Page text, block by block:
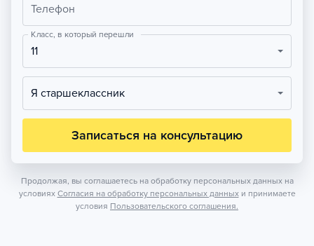
Телефон
Класс, в который перешли
11
Я старшеклассник
Записаться на консультацию
Продолжая, вы соглашаетесь на обработку персональных данных на
условиях Согласия на обработку персональных данных и принимаете
условия Пользовательского соглашения.